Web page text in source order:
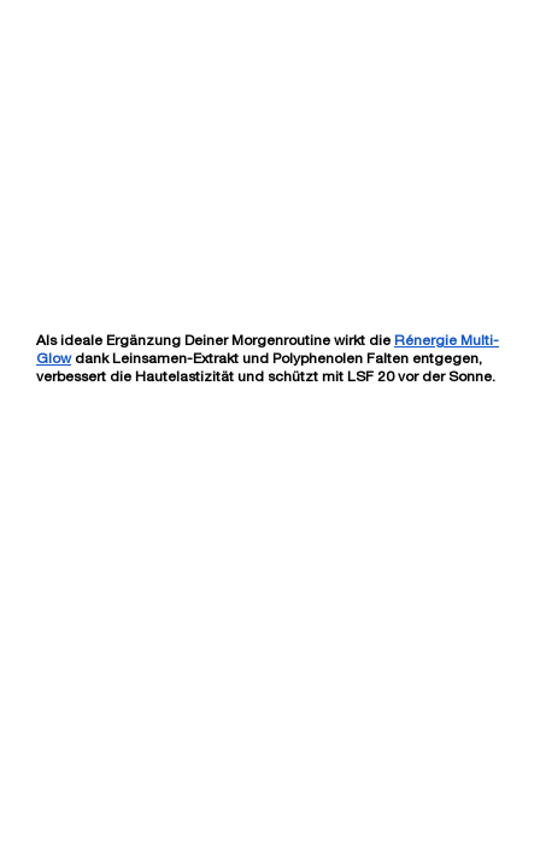
LOADING ...
Als ideale Ergänzung Deiner Morgenroutine wirkt die Rénergie Multi-
Glowdank Leinsamen-Extrakt und Polyphenolen Falten entgegen,
verbessert die Hautelastizität und schützt mit LSF 20 vor der Sonne.